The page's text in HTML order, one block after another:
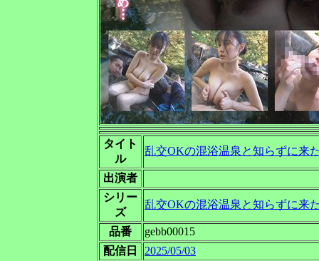
タイト
ル
乱交OKの混浴温泉と知らずに来
出演者
シリー
ズ
乱交OKの混浴温泉と知らずに来
品番
gebb00015
配信日
2025/05/03